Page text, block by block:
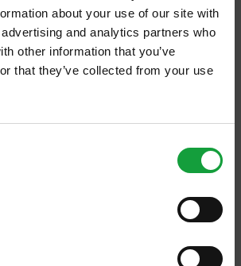
about your use of our site with
and analytics partners who
other information that you’ve
that they’ve collected from your use
contro le
ALLA NEWSLETTER
su tutte le ultime novita nel campo